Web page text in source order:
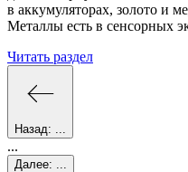
в аккумуляторах, золото и
Металлы есть в сенсорных
Читать раздел
Назад:
...
Далее: